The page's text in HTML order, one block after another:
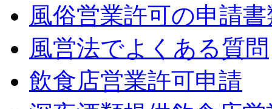
風俗営業許可の申請書
風営法でよくある質問
飲食店営業許可申請